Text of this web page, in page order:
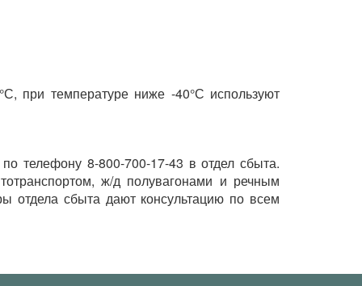
при температуре ниже -40°С используют
телефону 8-800-700-17-43 в отдел сбыта.
ж/д полувагонами и речным
отдела сбыта дают консультацию по всем